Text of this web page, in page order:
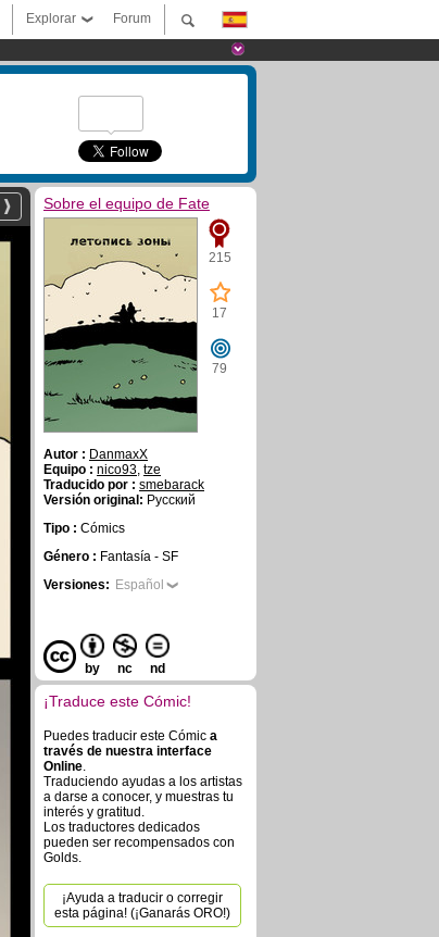
Forum
Explorar
Sobre el equipo de Fate
215
17
79
Autor : DanmaxX
Equipo : nico93, tze
Traducido por : smebarack
Versión original: Русский
Tipo : Cómics
Género : Fantasía - SF
Versiones: Español
by nc nd
¡Traduce este Cómic!
Puedes traducir este Cómic a
través de nuestra interface
Online.
Traduciendo ayudas a los artistas
a darse a conocer, y muestras tu
interés y gratitud.
Los traductores dedicados
pueden ser recompensados con
Golds.
¡Ayuda a traducir o corregir
esta página! (¡Ganarás ORO!)